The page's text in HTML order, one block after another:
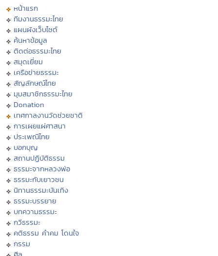
หน้าแรก
ทีมงานธรรมะไทย
แผนผังเว็บไซต์
ค้นหาข้อมูล
ติดต่อธรรมะไทย
สมุดเยี่ยม
เครือข่ายธรรมะ
สัญลักษณ์ไทย
มุมสมาชิกธรรมะไทย
Donation
เทศกาลงานวัดช่วยชาติ
การเผยแผ่ศาสนา
ประเพณีไทย
บอกบุญ
สถานปฏิบัติธรรม
ธรรมะจากหลวงพ่อ
ธรรมะกับเยาวชน
นิทานธรรมะบันเทิง
ธรรมะบรรยาย
บทความธรรมะ
กวีธรรมะ
คติธรรม คำคม โดนใจ
กรรม